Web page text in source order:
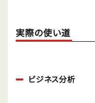
実際の使い道
ビジネス分析